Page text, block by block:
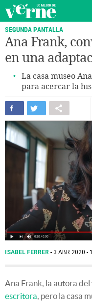
SEGUNDA PANTALLA
Ana Frank,
en una
La casa museo
para acercar la
ISABEL FERRER 3 ABR 2020 -
Ana Frank, la autora del
escritora , pero la casa